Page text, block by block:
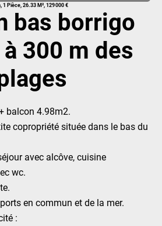
Pièce, 26.33 M², 129 000 €
bas borrigo
300 m des
balcon 4.98m2.
copropriété située dans le bas du
avec alcôve, cuisine
wc.
en commun et de la mer.
: